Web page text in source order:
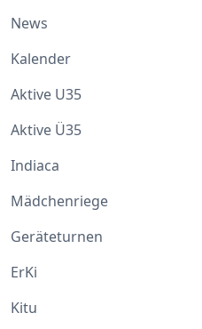
News
Kalender
Aktive U35
Aktive Ü35
Indiaca
Mädchenriege
Geräteturnen
ErKi
Kitu